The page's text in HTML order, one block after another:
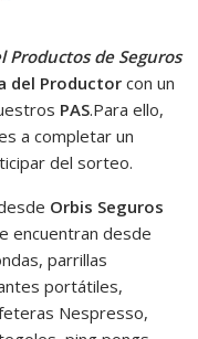
de Seguros
del Productor con un
PAS.Para ello,
a completar un
del sorteo.
Orbis Seguros
encuentran desde
parrillas
portátiles,
Nespresso,